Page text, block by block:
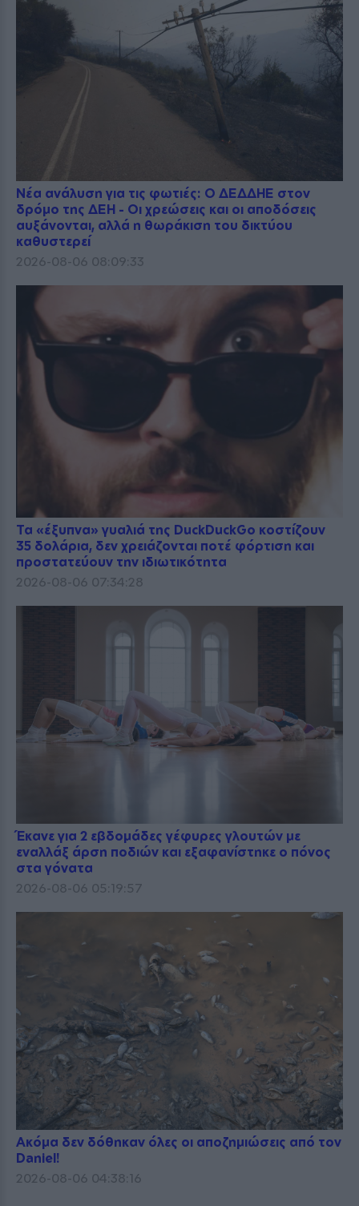
Νέα ανάλυση για τις φωτιές: Ο ΔΕΔΔΗΕ στον
δρόμο της ΔΕΗ - Οι χρεώσεις και οι αποδόσεις
αυξάνονται, αλλά η θωράκιση του δικτύου
καθυστερεί
2026-08-06 08:09:33
Τα «έξυπνα» γυαλιά της DuckDuckGo κοστίζουν
35 δολάρια, δεν χρειάζονται ποτέ φόρτιση και
προστατεύουν την ιδιωτικότητα
2026-08-06 07:34:28
Έκανε για 2 εβδομάδες γέφυρες γλουτών με
εναλλάξ άρση ποδιών και εξαφανίστηκε ο πόνος
στα γόνατα
2026-08-06 05:19:57
Ακόμα δεν δόθηκαν όλες οι αποζημιώσεις από τον
Daniel!
2026-08-06 04:38:16